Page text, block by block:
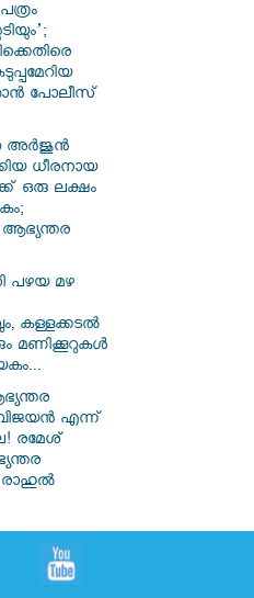
പോലീസ്
അർജുൻ
ധീരനായ
ഒരു ലക്ഷം
ആഭ്യന്തര
പഴയ മഴ
കള്ളക്കടൽ
മണിക്കൂറുകൾ
വിജയൻ എന്ന്
രമേശ്
രാഹുൽ